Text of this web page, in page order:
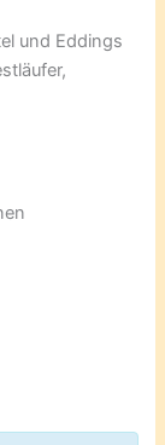
und Eddings